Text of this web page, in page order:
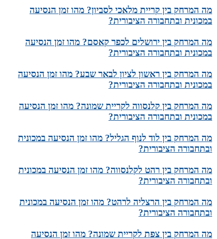
מה המרחק בין קריית מלאכי לסביון? מהו זמן הנסיעה
במכונית ובתחבורה הציבורית?
מה המרחק בין ירושלים לכפר קאסם? מהו זמן הנסיעה
במכונית ובתחבורה הציבורית?
מה המרחק בין ראשון לציון לבאר שבע? מהו זמן הנסיעה
במכונית ובתחבורה הציבורית?
מה המרחק בין קלנסווה לקריית שמונה? מהו זמן הנסיעה
במכונית ובתחבורה הציבורית?
מה המרחק בין לוד לנוף הגליל? מהו זמן הנסיעה במכונית
ובתחבורה הציבורית?
מה המרחק בין רהט לקלנסווה? מהו זמן הנסיעה במכונית
ובתחבורה הציבורית?
מה המרחק בין הרצליה לרהט? מהו זמן הנסיעה במכונית
ובתחבורה הציבורית?
מה המרחק בין צפת לקריית שמונה? מהו זמן הנסיעה